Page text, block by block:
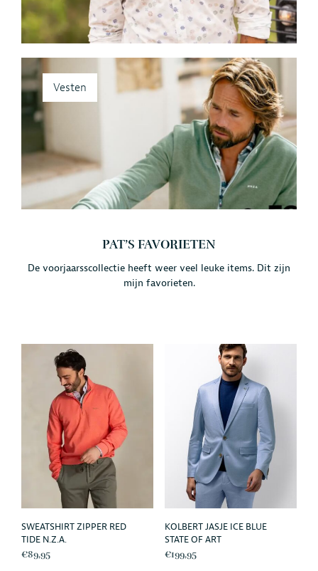
Vesten
PAT’S FAVORIETEN
De voorjaarsscollectie heeft weer veel leuke items. Dit zijn
mijn favorieten.
SWEATSHIRT ZIPPER RED
TIDE N.Z.A.
€89,95
KOLBERT JASJE ICE BLUE
STATE OF ART
€199,95